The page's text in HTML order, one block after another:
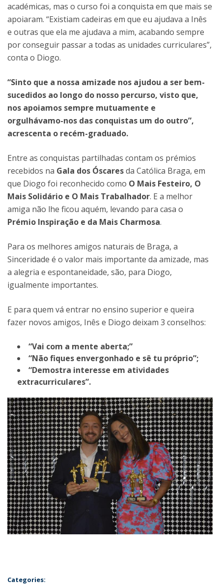
académicas, mas o curso foi a conquista em que mais se
apoiaram. “Existiam cadeiras em que eu ajudava a Inês
e outras que ela me ajudava a mim, acabando sempre
por conseguir passar a todas as unidades curriculares”,
conta o Diogo.
“Sinto que a nossa amizade nos ajudou a ser bem-
sucedidos ao longo do nosso percurso, visto que,
nos apoiamos sempre mutuamente e
orgulhávamo-nos das conquistas um do outro”,
acrescenta o recém-graduado.
Entre as conquistas partilhadas contam os prémios
recebidos na Gala dos Óscaresda Católica Braga, em
que Diogo foi reconhecido como O Mais Festeiro, O
Mais Solidário e O Mais Trabalhador. E a melhor
amiga não lhe ficou aquém, levando para casa o
Prémio Inspiração e da Mais Charmosa.
Para os melhores amigos naturais de Braga, a
Sinceridade é o valor mais importante da amizade, mas
a alegria e espontaneidade, são, para Diogo,
igualmente importantes.
E para quem vá entrar no ensino superior e queira
fazer novos amigos, Inês e Diogo deixam 3 conselhos:
“Vai com a mente aberta;”
“Não fiques envergonhado e sê tu próprio”;
“Demostra interesse em atividades
extracurriculares”.
Categories: